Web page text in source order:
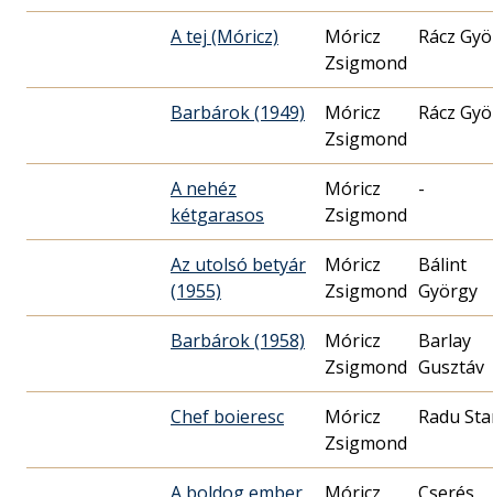
A tej (Móricz)
Móricz
Zsigmond
Rácz
Barbárok (1949)
Móricz
Zsigmond
Rácz
A nehéz
kétgarasos
Móricz
Zsigmond
-
Az utolsó betyár
(1955)
Móricz
Zsigmond
Bálint
György
Barbárok (1958)
Móricz
Zsigmond
Barlay
Gusztáv
Chef boieresc
Móricz
Zsigmond
Radu
A boldog ember Móricz Cserés